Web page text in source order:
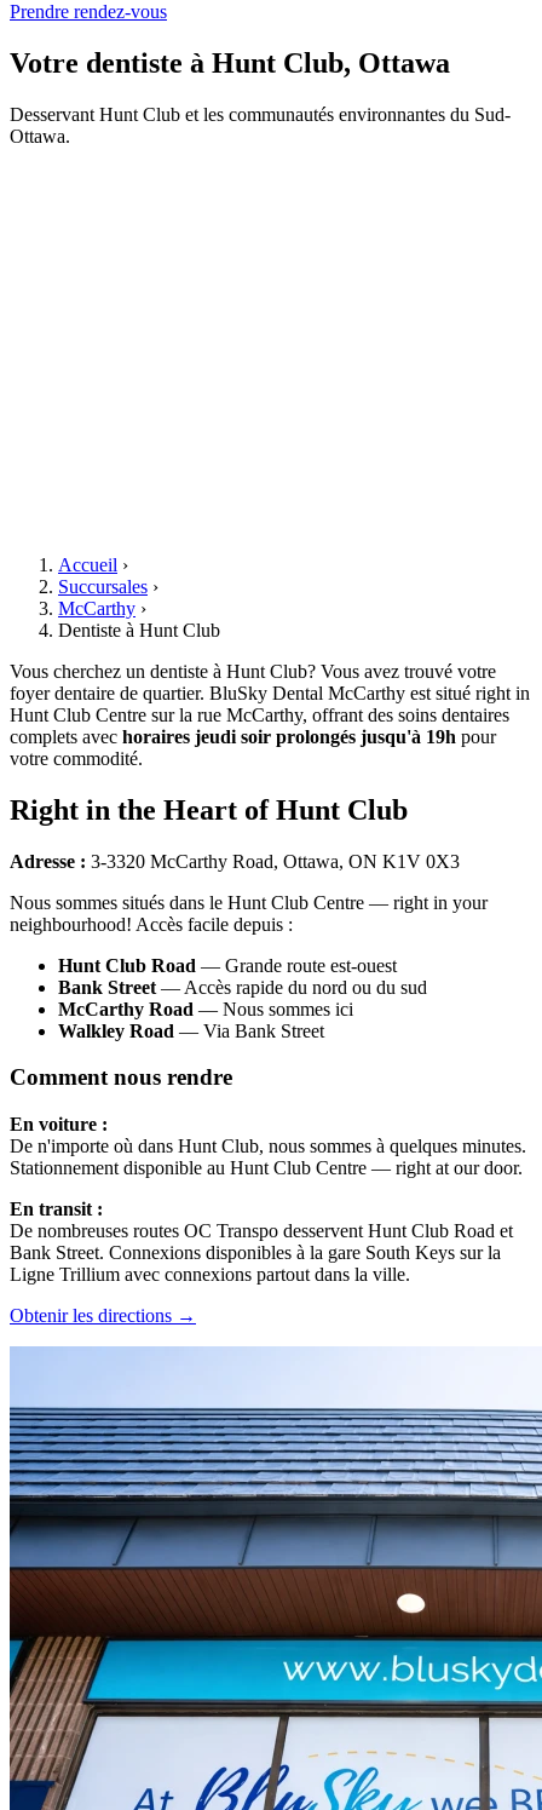
Prendre rendez-vous
Votre dentiste à Hunt Club, Ottawa
Desservant Hunt Club et les communautés environnantes du Sud-
Ottawa.
Accueil ›
Succursales ›
McCarthy ›
Dentiste à Hunt Club
Vous cherchez un dentiste à Hunt Club? Vous avez trouvé votre
foyer dentaire de quartier. BluSky Dental McCarthy est situé right in
Hunt Club Centre sur la rue McCarthy, offrant des soins dentaires
complets avec horaires jeudi soir prolongés jusqu'à 19h pour
votre commodité.
Right in the Heart of Hunt Club
Adresse : 3-3320 McCarthy Road, Ottawa, ON K1V 0X3
Nous sommes situés dans le Hunt Club Centre — right in your
neighbourhood! Accès facile depuis :
Hunt Club Road — Grande route est-ouest
Bank Street — Accès rapide du nord ou du sud
McCarthy Road — Nous sommes ici
Walkley Road — Via Bank Street
Comment nous rendre
En voiture :
De n'importe où dans Hunt Club, nous sommes à quelques minutes.
Stationnement disponible au Hunt Club Centre — right at our door.
En transit :
De nombreuses routes OC Transpo desservent Hunt Club Road et
Bank Street. Connexions disponibles à la gare South Keys sur la
Ligne Trillium avec connexions partout dans la ville.
Obtenir les directions →